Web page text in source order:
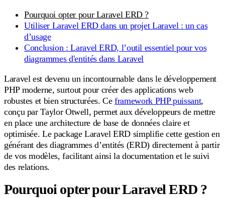
Pourquoi opter pour Laravel ERD ?
Utiliser Laravel ERD dans un projet Laravel : un cas
d’usage
Conclusion : Laravel ERD, l’outil essentiel pour vos
diagrammes d'entités dans Laravel
Laravel est devenu un incontournable dans le développement
PHP moderne, surtout pour créer des applications web
robustes et bien structurées. Ceframework PHP puissant,
conçu par Taylor Otwell, permet aux développeurs de mettre
en place une architecture de base de données claire et
optimisée. Le package Laravel ERD simplifie cette gestion en
générant des diagrammes d’entités (ERD) directement à partir
de vos modèles, facilitant ainsi la documentation et le suivi
des relations.
Pourquoi opter pour Laravel ERD ?